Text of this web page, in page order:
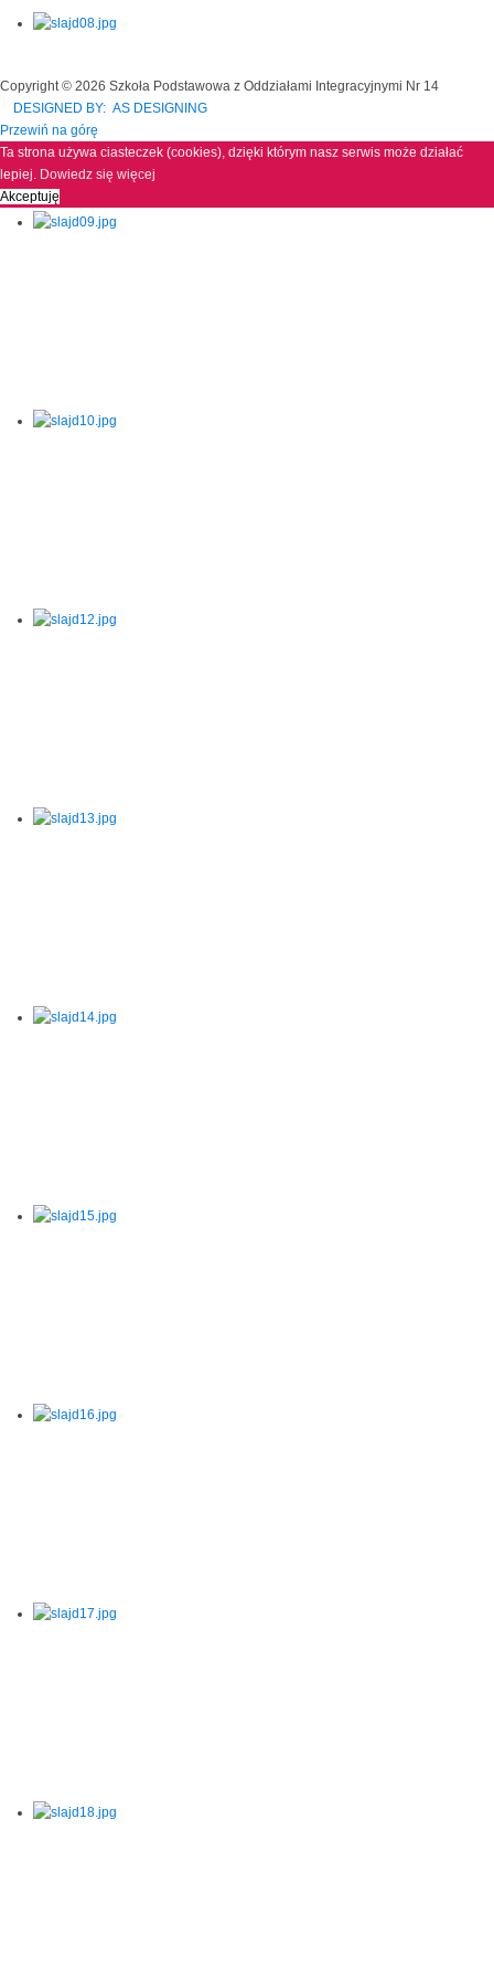
Copyright © 2026 Szkoła Podstawowa z Oddziałami Integracyjnymi Nr 14
DESIGNED BY: AS DESIGNING
Przewiń na górę
Ta strona używa ciasteczek (cookies), dzięki którym nasz serwis może działać
lepiej. Dowiedz się więcej
Akceptuję